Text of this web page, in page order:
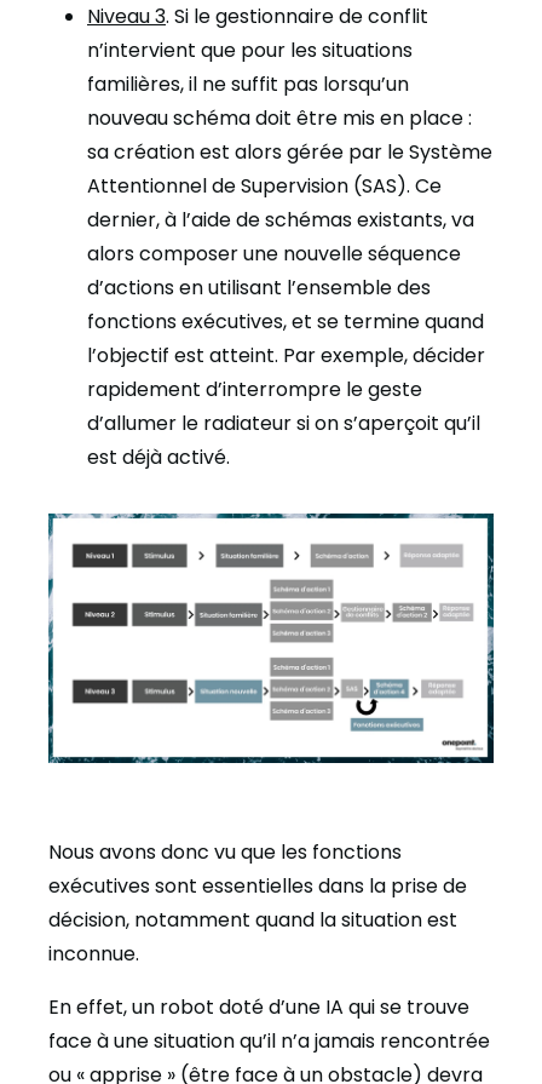
Niveau 3. Si le gestionnaire de conflit
n’intervient que pour les situations
familières, il ne suffit pas lorsqu’un
nouveau schéma doit être mis en place :
sa création est alors gérée par leSystème
Attentionnel de Supervision (SAS). Ce
dernier, à l’aide de schémas existants, va
alors composer une nouvelle séquence
d’actions en utilisant l’ensemble des
fonctions exécutives, et se termine quand
l’objectif est atteint. Par exemple, décider
rapidement d’interrompre le geste
d’allumer le radiateur si on s’aperçoit qu’il
est déjà activé.
Nous avons donc vu que les fonctions
exécutives sont essentielles dans la prise de
décision, notamment quand la situation est
inconnue.
En effet, un robot doté d’une IA qui se trouve
face à une situation qu’il n’a jamais rencontrée
ou « apprise » (être face à un obstacle) devra